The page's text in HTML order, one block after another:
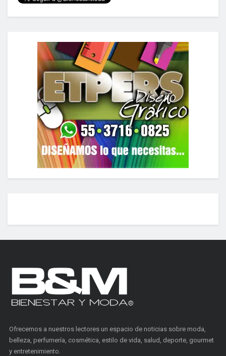
Ofrecemos a nuestros lectores un espacio de noticias sobre moda,
belleza, perfumería, cosmética, estilo de vida, salud, deporte, gourmet
y entretenimiento.